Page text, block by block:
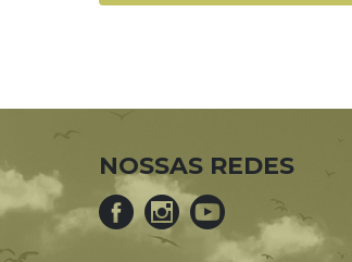
NOSSAS REDES